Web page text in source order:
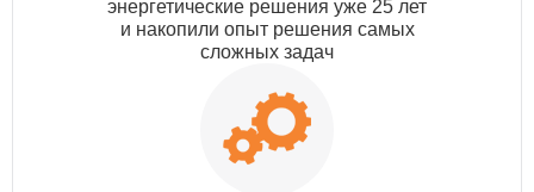
энергетические решения уже 25 лет
и накопили опыт решения самых
сложных задач